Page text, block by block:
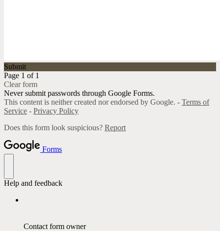
Submit
Page 1 of 1
Clear form
Never submit passwords through Google Forms.
This content is neither created nor endorsed by Google. - Terms of
Service - Privacy Policy
Does this form look suspicious? Report
Forms
Help and feedback
Contact form owner